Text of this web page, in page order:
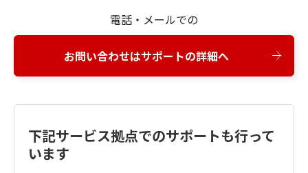
電話・メールでの
お問い合わせはサポートの詳細へ
下記サービス拠点でのサポートも行って
います